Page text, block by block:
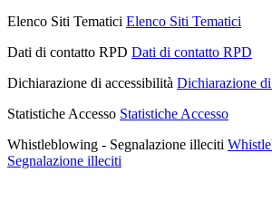
Elenco Siti Tematici Elenco Siti Tematici
Dati di contatto RPD Dati di contatto RPD
Dichiarazione di accessibilità Dichiarazione
Statistiche Accesso Statistiche Accesso
Whistleblowing - Segnalazione illeciti
Segnalazione illeciti